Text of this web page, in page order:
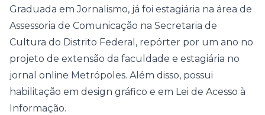
Graduada em Jornalismo, já foi estagiária na área de
Assessoria de Comunicação na Secretaria de
Cultura do Distrito Federal, repórter por um ano no
projeto de extensão da faculdade e estagiária no
jornal online Metrópoles. Além disso, possui
habilitação em design gráfico e em Lei de Acesso à
Informação.